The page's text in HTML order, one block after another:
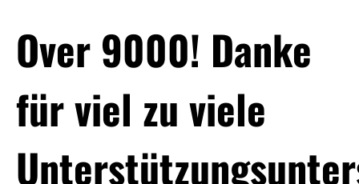
Over 9000! Danke
für viel zu viele